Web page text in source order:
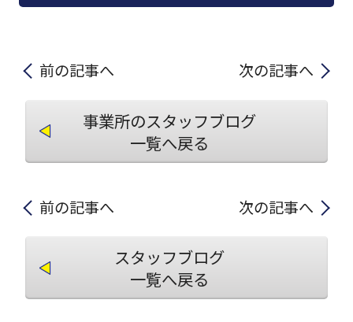
前の記事へ 次の記事へ
事業所のスタッフブログ
一覧へ戻る
前の記事へ 次の記事へ
スタッフブログ
一覧へ戻る